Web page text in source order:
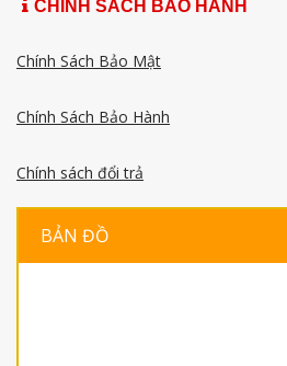
CHÍNH SÁCH BẢO HÀNH
Chính Sách Bảo Mật
Chính Sách Bảo Hành
Chính sách đổi trả
BẢN ĐỒ